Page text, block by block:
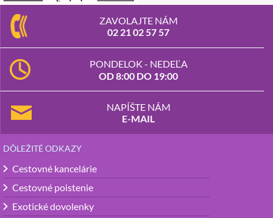
ZAVOLAJTE NÁM
02 21 02 57 57
PONDELOK - NEDEĽA
OD 8:00 DO 19:00
NAPÍŠTE NÁM
E-MAIL
DÔLEŽITÉ ODKAZY
Cestovné kancelárie
Cestovné poistenie
Exotické dovolenky